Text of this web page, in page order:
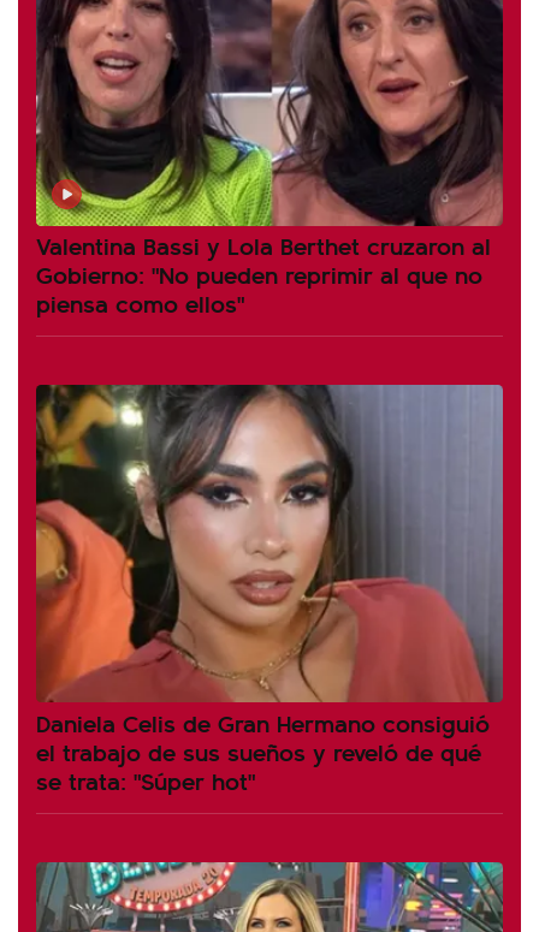
Valentina Bassi y Lola Berthet cruzaron al
Gobierno: "No pueden reprimir al que no
piensa como ellos"
Daniela Celis de Gran Hermano consiguió
el trabajo de sus sueños y reveló de qué
se trata: "Súper hot"